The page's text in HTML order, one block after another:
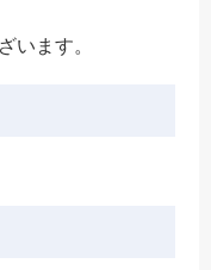
います。